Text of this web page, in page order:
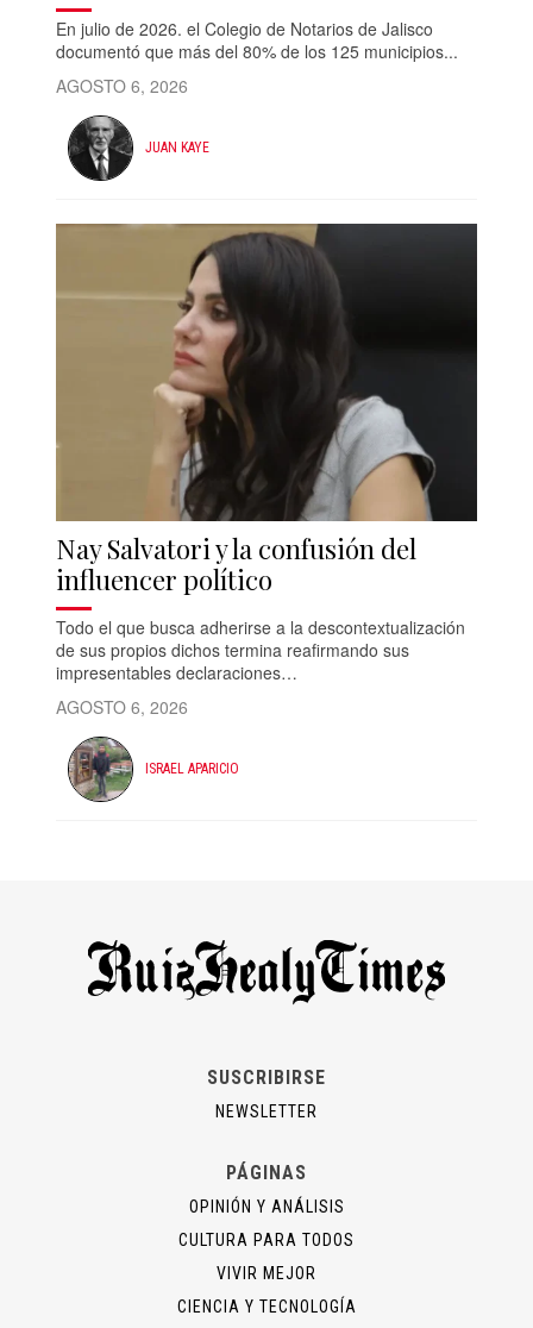
En julio de 2026. el Colegio de Notarios de Jalisco
documentó que más del 80% de los 125 municipios...
AGOSTO 6, 2026
JUAN KAYE
Nay Salvatori y la confusión del
influencer político
Todo el que busca adherirse a la descontextualización
de sus propios dichos termina reafirmando sus
impresentables declaraciones…
AGOSTO 6, 2026
ISRAEL APARICIO
SUSCRIBIRSE
NEWSLETTER
PÁGINAS
OPINIÓN Y ANÁLISIS
CULTURA PARA TODOS
VIVIR MEJOR
CIENCIA Y TECNOLOGÍA